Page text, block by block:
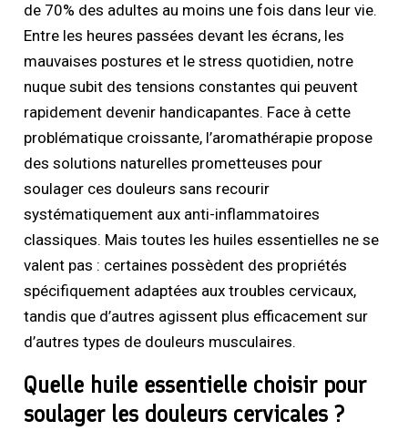
de 70% des adultes au moins une fois dans leur vie.
Entre les heures passées devant les écrans, les
mauvaises postures et le stress quotidien, notre
nuque subit des tensions constantes qui peuvent
rapidement devenir handicapantes. Face à cette
problématique croissante, l’aromathérapie propose
des solutions naturelles prometteuses pour
soulager ces douleurs sans recourir
systématiquement aux anti-inflammatoires
classiques. Mais toutes les huiles essentielles ne se
valent pas : certaines possèdent des propriétés
spécifiquement adaptées aux troubles cervicaux,
tandis que d’autres agissent plus efficacement sur
d’autres types de douleurs musculaires.
Quelle huile essentielle choisir pour
soulager les douleurs cervicales ?